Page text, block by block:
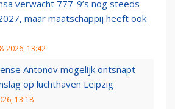
verwacht 777-9’s nog steeds
maar maatschappij heeft ook
2026, 13:42
Antonov mogelijk ontsnapt
op luchthaven Leipzig
13:18